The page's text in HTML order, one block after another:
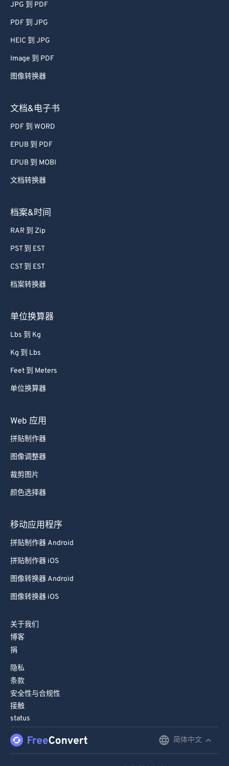
JPG 到 PDF
PDF 到 JPG
HEIC 到 JPG
Image 到 PDF
图像转换器
文档&电子书
PDF 到 WORD
EPUB 到 PDF
EPUB 到 MOBI
文档转换器
档案&时间
RAR 到 Zip
PST 到 EST
CST 到 EST
档案转换器
单位换算器
Lbs 到 Kg
Kg 到 Lbs
Feet 到 Meters
单位换算器
Web 应用
拼贴制作器
图像调整器
裁剪图片
颜色选择器
移动应用程序
拼贴制作器 Android
拼贴制作器 iOS
图像转换器 Android
图像转换器 iOS
关于我们
博客
捐
隐私
条款
安全性与合规性
接触
status
简体中文